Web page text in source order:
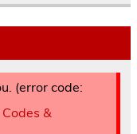
(error code:
&